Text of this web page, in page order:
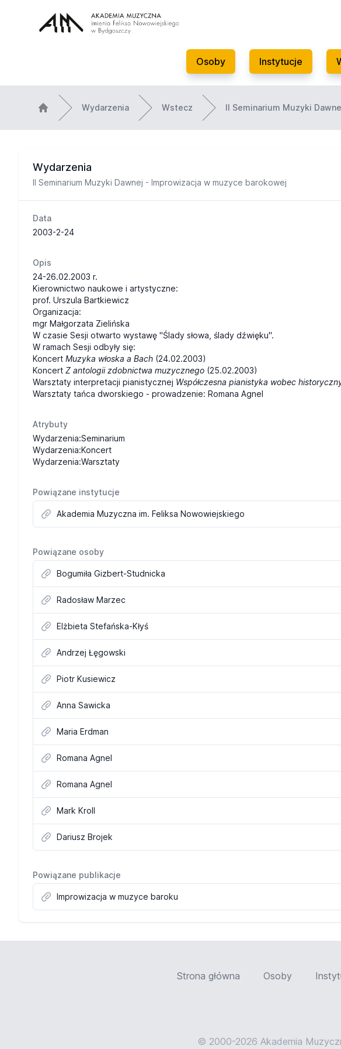
Osoby Instytucje
Wydarzenia Wstecz II Seminarium Muzyki
Wydarzenia
II Seminarium Muzyki Dawnej - Improwizacja w muzyce barokowej
Data
2003-2-24
Opis
24-26.02.2003 r.
Kierownictwo naukowe i artystyczne:
prof. Urszula Bartkiewicz
Organizacja:
mgr Małgorzata Zielińska
W czasie Sesji otwarto wystawę "Ślady słowa, ślady dźwięku".
W ramach Sesji odbyły się:
Koncert Muzyka włoska a Bach (24.02.2003)
Koncert Z antologii zdobnictwa muzycznego (25.02.2003)
Warsztaty interpretacji pianistycznej Współczesna pianistyka wobec
Warsztaty tańca dworskiego - prowadzenie: Romana Agnel
Atrybuty
Wydarzenia:Seminarium
Wydarzenia:Koncert
Wydarzenia:Warsztaty
Powiązane instytucje
Akademia Muzyczna im. Feliksa Nowowiejskiego
Powiązane osoby
Bogumiła Gizbert-Studnicka
Radosław Marzec
Elżbieta Stefańska-Kłyś
Andrzej Łęgowski
Piotr Kusiewicz
Anna Sawicka
Maria Erdman
Romana Agnel
Romana Agnel
Mark Kroll
Dariusz Brojek
Powiązane publikacje
Improwizacja w muzyce baroku
Strona główna Osoby
© 2000-2026 Akademia